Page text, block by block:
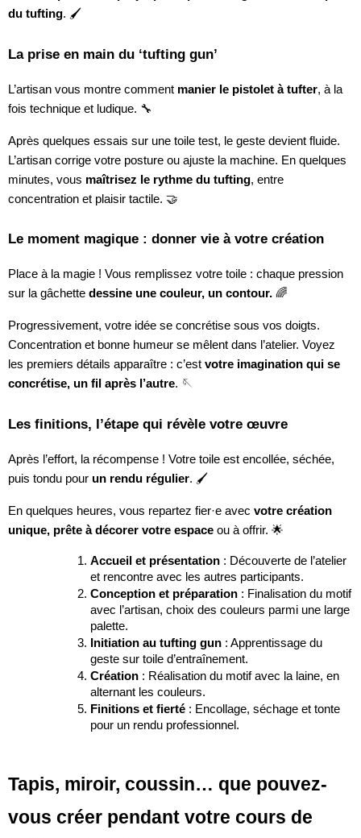
du tufting. 🖌️
La prise en main du ‘tufting gun’
L’artisan vous montre comment manier le pistolet à tufter, à la
fois technique et ludique. 🔧
Après quelques essais sur une toile test, le geste devient fluide.
L’artisan corrige votre posture ou ajuste la machine. En quelques
minutes, vous maîtrisez le rythme du tufting, entre
concentration et plaisir tactile. 🤝
Le moment magique : donner vie à votre création
Place à la magie ! Vous remplissez votre toile : chaque pression
sur la gâchette dessine une couleur, un contour. 🌈
Progressivement, votre idée se concrétise sous vos doigts.
Concentration et bonne humeur se mêlent dans l’atelier. Voyez
les premiers détails apparaître : c’est votre imagination qui se
concrétise, un fil après l’autre. 🪡
Les finitions, l’étape qui révèle votre œuvre
Après l’effort, la récompense ! Votre toile est encollée, séchée,
puis tondu pour un rendu régulier. 🖌️
En quelques heures, vous repartez fier·e avec votre création
unique, prête à décorer votre espace ou à offrir. 🌟
Accueil et présentation : Découverte de l’atelier
et rencontre avec les autres participants.
Conception et préparation : Finalisation du motif
avec l’artisan, choix des couleurs parmi une large
palette.
Initiation au tufting gun : Apprentissage du
geste sur toile d’entraînement.
Création : Réalisation du motif avec la laine, en
alternant les couleurs.
Finitions et fierté : Encollage, séchage et tonte
pour un rendu professionnel.
Tapis, miroir, coussin… que pouvez-
vous créer pendant votre cours de